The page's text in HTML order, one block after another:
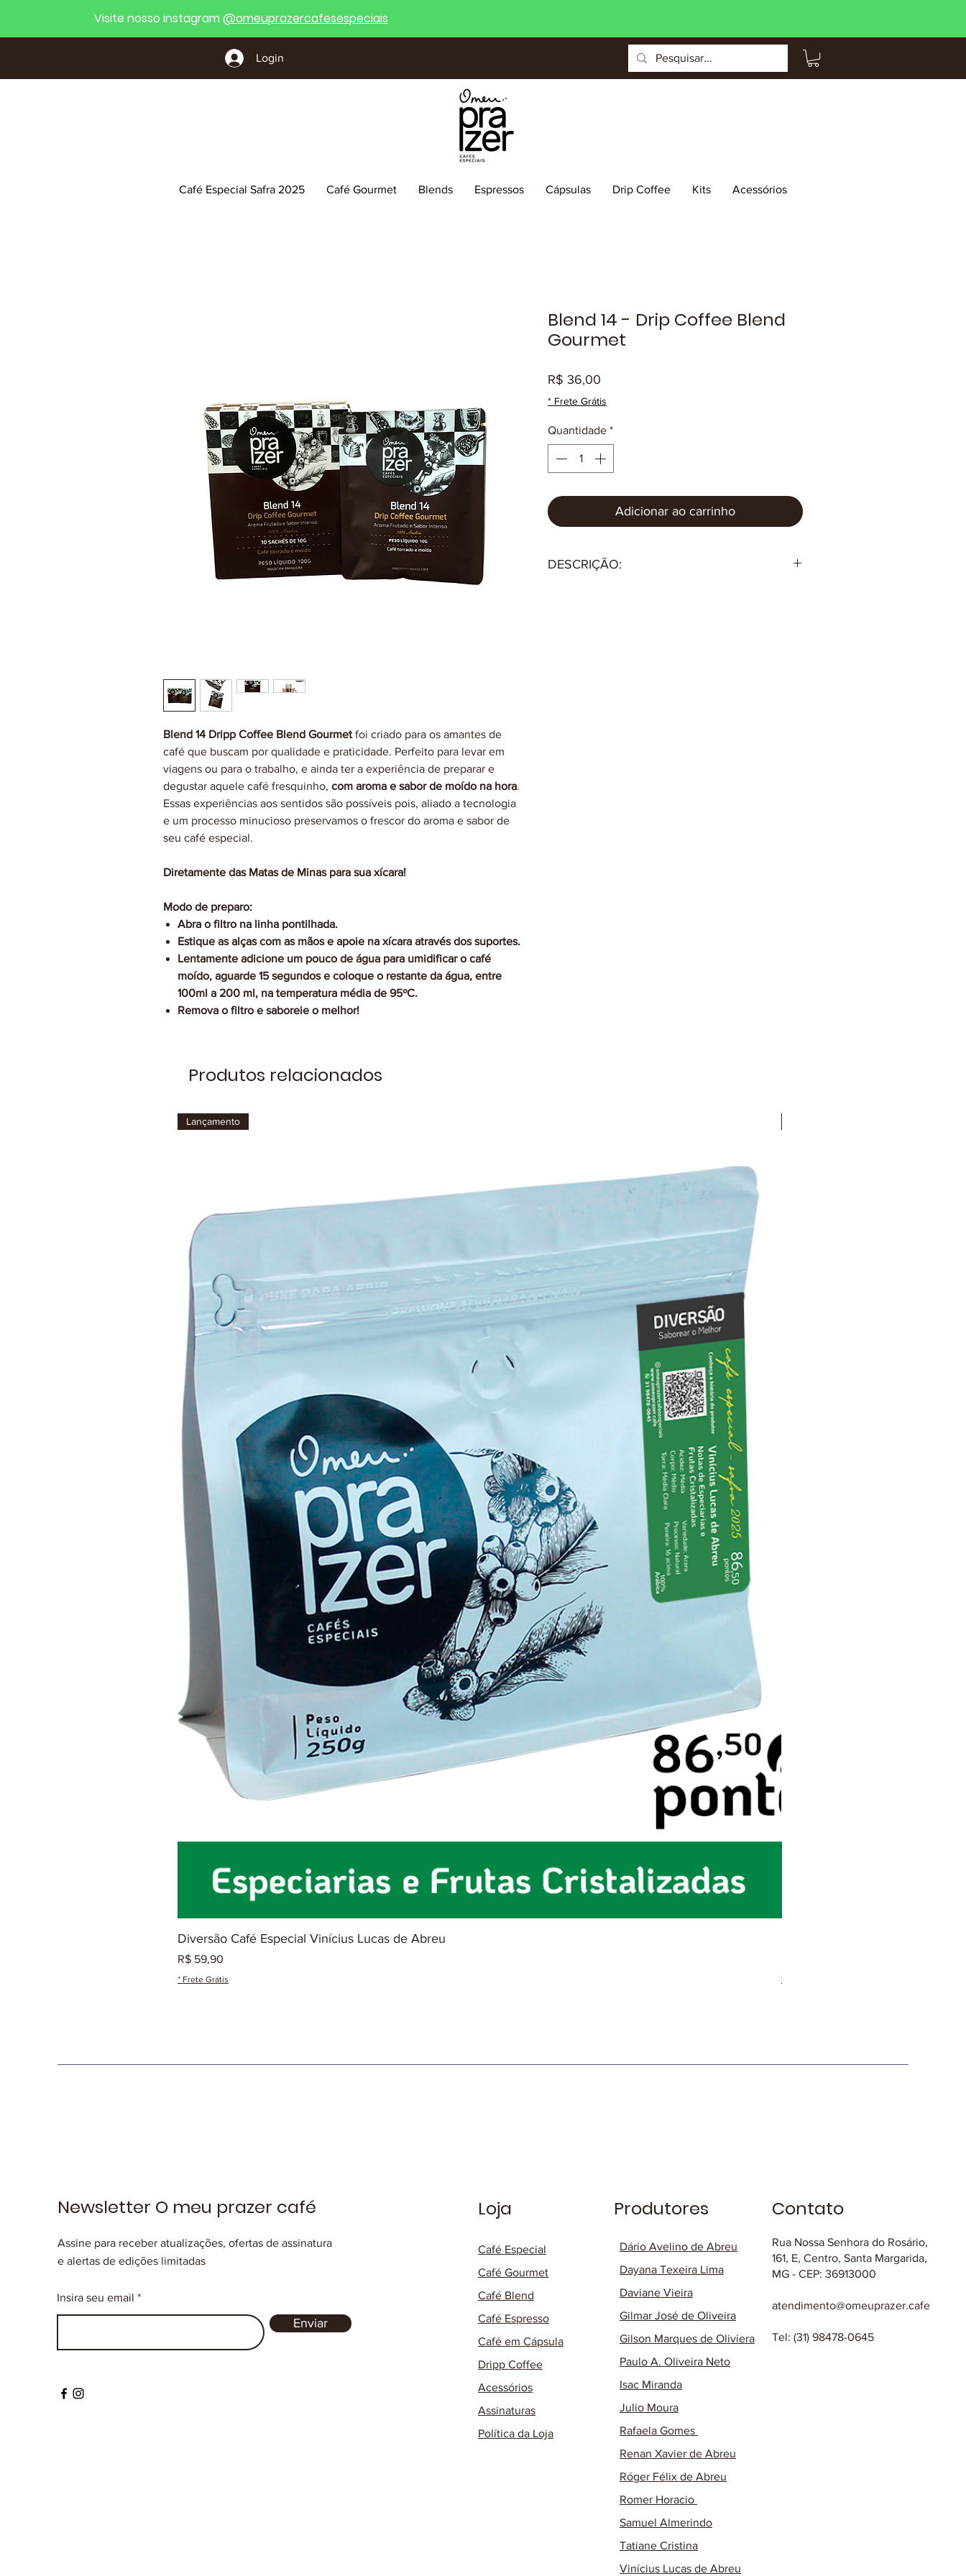
Visite nosso instagram@omeuprazercafesespeciais
Login
Café Especial Safra 2025 Café Gourmet Blends Espressos Cápsulas Drip Coffee Kits Acessórios
Blend 14 Dripp Coffee Blend Gourmet foi criado para os amantes de
café que buscam por qualidade e praticidade. Perfeito para levar em
viagens ou para o trabalho, e ainda ter a experiência de preparar e
degustar aquele café fresquinho, com aroma e sabor de moído na hora.
Essas experiências aos sentidos são possíveis pois, aliado a tecnologia
e um processo minucioso preservamos o frescor do aroma e sabor de
seu café especial.
Diretamente das Matas de Minas para sua xícara!
Modo de preparo:
Abra o filtro na linha pontilhada.
Estique as alças com as mãos e apoie na xícara através dos suportes.
Lentamente adicione um pouco de água para umidificar o café
moído, aguarde 15 segundos e coloque o restante da água, entre
100ml a 200 ml, na temperatura média de 95ºC.
Remova o filtro e saboreie o melhor!
Blend 14 - Drip Coffee Blend
Gourmet
R$ 36,00
* Frete Grátis
Quantidade *
Adicionar ao carrinho
DESCRIÇÃO:
Produtos relacionados
Lançamento
Diversão Café Especial Vinícius Lucas de Abreu
Preço
R$ 59,90
* Frete Grátis * Frete Grátis
Newsletter O meu prazer café
Assine para receber atualizações, ofertas de assinatura
e alertas de edições limitadas
Insira seu email
Enviar
Loja Produtores Contato
Café Especial
Café Gourmet
Café Blend
Café Espresso
Café em Cápsula
Dripp Coffee
Acessórios
Assinaturas
Política da Loja
Dário Avelino de Abreu
Dayana Texeira Lima
Daviane Vieira
Gilmar José de Oliveira
Gilson Marques de Oliviera
Paulo A. Oliveira Neto
Isac Miranda
Julio Moura
Rafaela Gomes
Renan Xavier de Abreu
Róger Félix de Abreu
Romer Horacio
Samuel Almerindo
Tatiane Cristina
Vinícius Lucas de Abreu
Rua Nossa Senhora do Rosário,
161, E, Centro, Santa Margarida,
MG - CEP: 36913000
atendimento@omeuprazer.cafe
Tel: (31) 98478-0645